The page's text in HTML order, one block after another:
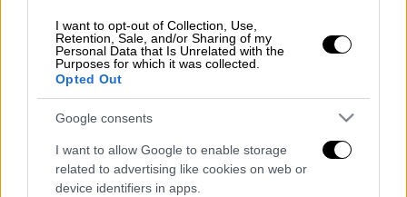
I want to opt-out of Collection, Use,
Retention, Sale, and/or Sharing of my
Personal Data that Is Unrelated with the
Purposes for which it was collected.
Opted Out
Google consents
I want to allow Google to enable storage
related to advertising like cookies on web or
device identifiers in apps.
Καρντόσοως ιδανική περίπτωση για το
σχέδιο του. Τα πράγματα δεν είναι εύκολα
και μια από τις αιτίες, φαίνεται πως είναι ο…
Αλεφ. Πορτογαλικά δημοσιεύματα
αποκάλυψαν τη δυσαρέσκεια της διοίκησης
της Μπράγκα για τον Μάρτινς, ελέω του
πρώην χαφ της ΑΕΚ.